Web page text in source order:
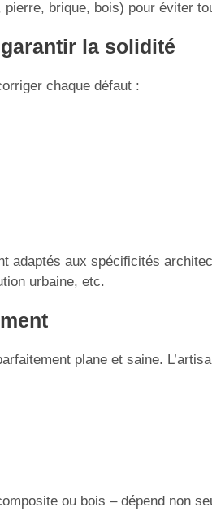
brique, bois) pour éviter
la solidité
chaque défaut :
adaptés aux spécificités
urbaine, etc.
plane et saine.
ou bois – dépend non